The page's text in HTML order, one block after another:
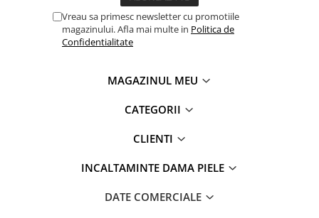
Vreau sa primesc newsletter cu promotiile
magazinului. Afla mai multe in Politica de
Confidentialitate
MAGAZINUL MEU
CATEGORII
CLIENTI
INCALTAMINTE DAMA PIELE
DATE COMERCIALE